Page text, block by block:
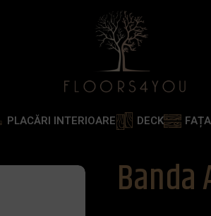
PLACĂRI INTERIOARE DECK
Banda